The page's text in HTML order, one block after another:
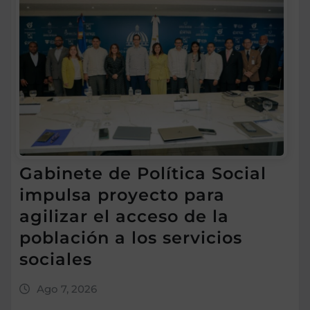
Gabinete de Política Social
impulsa proyecto para
agilizar el acceso de la
población a los servicios
sociales
Ago 7, 2026